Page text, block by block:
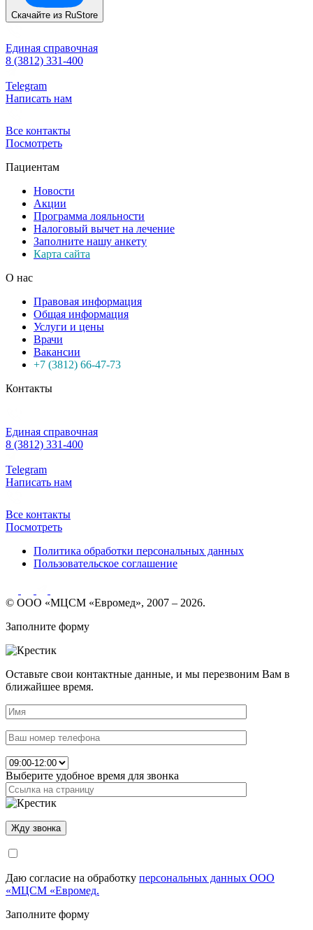
Скачайте из RuStore
Единая справочная
8 (3812) 331-400
Telegram
Написать нам
Все контакты
Посмотреть
Пациентам
Новости
Акции
Программа лояльности
Налоговый вычет на лечение
Заполните нашу анкету
Карта сайта
О нас
Правовая информация
Общая информация
Услуги и цены
Врачи
Вакансии
+7 (3812) 66-47-73
Контакты
Единая справочная
8 (3812) 331-400
Telegram
Написать нам
Все контакты
Посмотреть
Политика обработки персональных данных
Пользовательское соглашение
© ООО «МЦСМ «Евромед», 2007 – 2026.
Заполните форму
Оставьте свои контактные данные, и мы перезвоним Вам в
ближайшее время.
Выберите удобное время для звонка
Даю согласие на обработку персональных данных ООО
«МЦСМ «Евромед.
Заполните форму